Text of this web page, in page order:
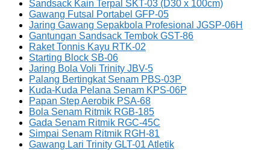
Sandsack Kain Terpal SKT-03 (D30 x 100cm)
Gawang Futsal Portabel GFP-05
Jaring Gawang Sepakbola Profesional JGSP-06H
Gantungan Sandsack Tembok GST-86
Raket Tonnis Kayu RTK-02
Starting Block SB-06
Jaring Bola Voli Trinity JBV-5
Palang Bertingkat Senam PBS-03P
Kuda-Kuda Pelana Senam KPS-06P
Papan Step Aerobik PSA-68
Bola Senam Ritmik RGB-185
Gada Senam Ritmik RGC-45C
Simpai Senam Ritmik RGH-81
Gawang Lari Trinity GLT-01 Atletik